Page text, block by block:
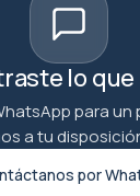
lo
para un
a tu
por